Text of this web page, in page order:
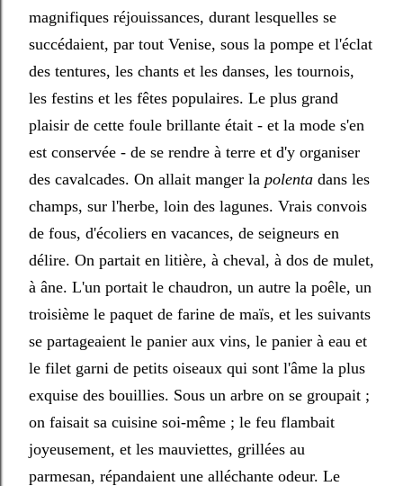
magnifiques réjouissances, durant lesquelles se
succédaient, par tout Venise, sous la pompe et l'éclat
des tentures, les chants et les danses, les tournois,
les festins et les fêtes populaires. Le plus grand
plaisir de cette foule brillante était - et la mode s'en
est conservée - de se rendre à terre et d'y organiser
des cavalcades. On allait manger la polenta dans les
champs, sur l'herbe, loin des lagunes. Vrais convois
de fous, d'écoliers en vacances, de seigneurs en
délire. On partait en litière, à cheval, à dos de mulet,
à âne. L'un portait le chaudron, un autre la poêle, un
troisième le paquet de farine de maïs, et les suivants
se partageaient le panier aux vins, le panier à eau et
le filet garni de petits oiseaux qui sont l'âme la plus
exquise des bouillies. Sous un arbre on se groupait ;
on faisait sa cuisine soi-même ; le feu flambait
joyeusement, et les mauviettes, grillées au
parmesan, répandaient une alléchante odeur. Le